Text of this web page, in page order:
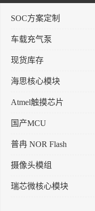
SOC方案定制
车载充气泵
现货库存
海思核心模块
Atmel触摸芯片
国产MCU
普冉 NOR Flash
摄像头模组
瑞芯微核心模块